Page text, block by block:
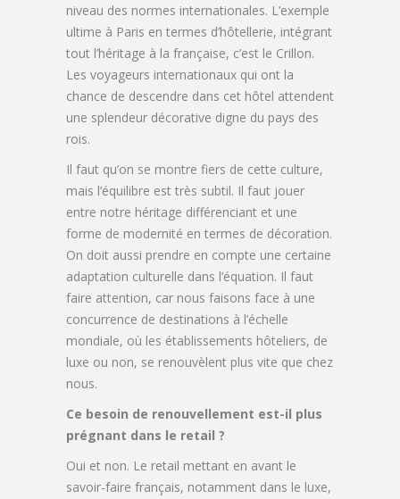
niveau des normes internationales. L’exemple
ultime à Paris en termes d’hôtellerie, intégrant
tout l’héritage à la française, c’est le Crillon.
Les voyageurs internationaux qui ont la
chance de descendre dans cet hôtel attendent
une splendeur décorative digne du pays des
rois.
Il faut qu’on se montre fiers de cette culture,
mais l’équilibre est très subtil. Il faut jouer
entre notre héritage différenciant et une
forme de modernité en termes de décoration.
On doit aussi prendre en compte une certaine
adaptation culturelle dans l’équation. Il faut
faire attention, car nous faisons face à une
concurrence de destinations à l’échelle
mondiale, où les établissements hôteliers, de
luxe ou non, se renouvèlent plus vite que chez
nous.
Ce besoin de renouvellement est-il plus
prégnant dans le retail ?
Oui et non. Le retail mettant en avant le
savoir-faire français, notamment dans le luxe,